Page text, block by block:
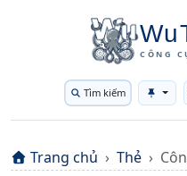
CÔNG
Tìm kiếm
Trang chủ Thẻ